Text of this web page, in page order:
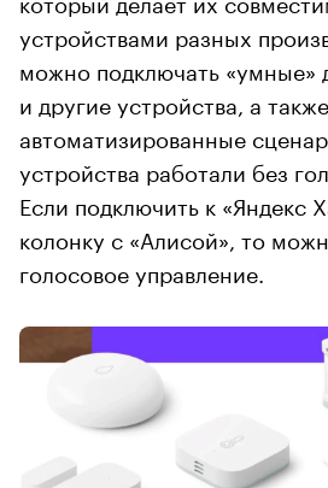
устройствами разных
можно подключать «умные»
и другие устройства, а
автоматизированные
устройства работали без
Если подключить к «Яндекс
колонку с «Алисой», то
голосовое управление.